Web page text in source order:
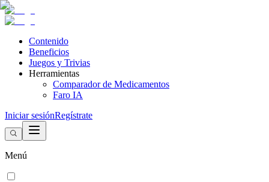
Contenido
Beneficios
Juegos y Trivias
Herramientas
Comparador de Medicamentos
Faro IA
Iniciar sesiónRegístrate
Menú